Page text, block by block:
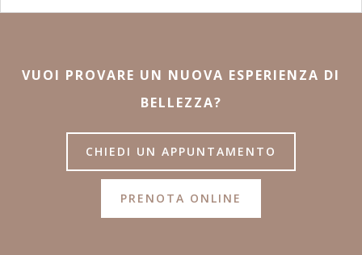
VUOI PROVARE UN NUOVA ESPERIENZA DI
BELLEZZA?
CHIEDI UN APPUNTAMENTO
PRENOTA ONLINE